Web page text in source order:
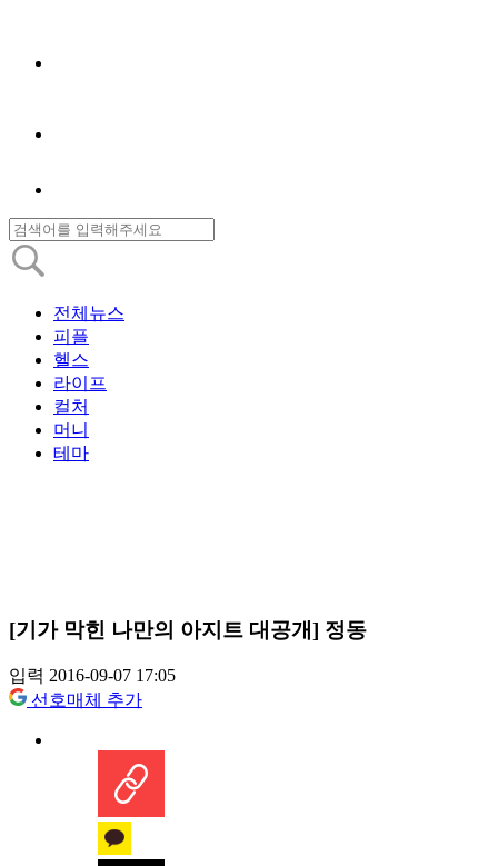
전체뉴스
피플
헬스
라이프
컬처
머니
테마
[기가 막힌 나만의 아지트 대공개] 정동
입력 2016-09-07 17:05
선호매체 추가